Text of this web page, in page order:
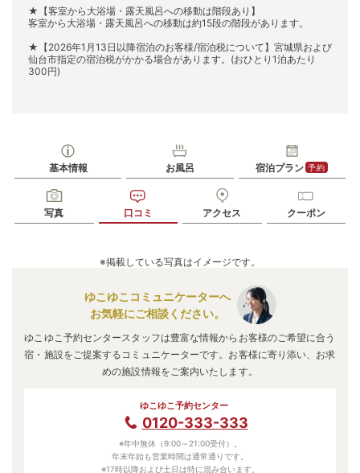
★【客室から大浴場・露天風呂への移動は階段あり】
客室から大浴場・露天風呂への移動は約15段の階段があります。
★【2026年1月13日以降宿泊のお客様/宿泊税について】宮城県および
仙台市指定の宿泊税がかかる場合があります。(おひとり1泊あたり
300円)
基本情報 お風呂 宿泊プラン 予約
写真 口コミ アクセス クーポン
※掲載している写真はイメージです。
ゆこゆこコミュニケーターへ
お気軽にご相談ください。
ゆこゆこ予約センタースタッフは豊富な情報からお客様のご希望に合う
宿・施設をご提案するコミュニケーターです。お客様に寄り添い、お求
めの施設情報をご案内いたします。
ゆこゆこ予約センター
0120-333-333
※年中無休（9:00～21:00受付）。
年末年始も営業時間は通常通りです。
※17時以降および土日は特に混み合います。